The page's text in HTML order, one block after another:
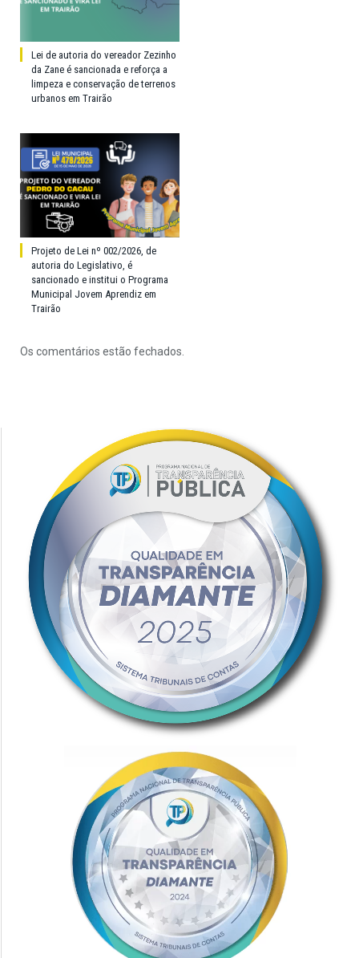
Lei de autoria do vereador Zezinho
da Zane é sancionada e reforça a
limpeza e conservação de terrenos
urbanos em Trairão
Projeto de Lei nº 002/2026, de
autoria do Legislativo, é
sancionado e institui o Programa
Municipal Jovem Aprendiz em
Trairão
Os comentários estão fechados.